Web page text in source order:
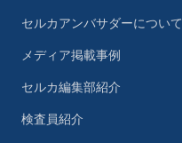
セルカアンバサダーについて
メディア掲載事例
セルカ編集部紹介
検査員紹介